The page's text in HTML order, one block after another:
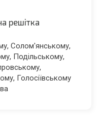
решітка
Солом'янському,
Подільському,
Голосіївському